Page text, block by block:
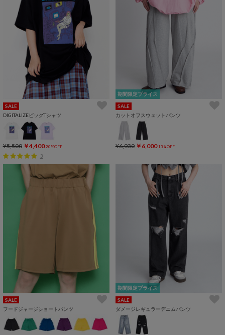
SALE
DIGITALIZEビッグTシャツ
¥5,500 ￥4,400 20%OFF
3
期間限定プライス
SALE
カットオフスウェットパンツ
¥6,930 ￥6,000 13%OFF
SALE
フードジャージショートパンツ
期間限定プライス
SALE
ダメージレギュラーデニムパンツ